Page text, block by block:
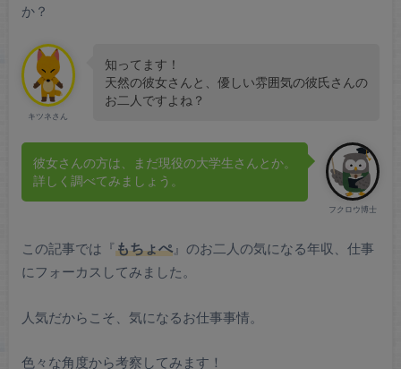
か？
キツネさん
知ってます！
天然の彼女さんと、優しい雰囲気の彼氏さんの
お二人ですよね？
フクロウ博士
彼女さんの方は、まだ現役の大学生さんとか。
詳しく調べてみましょう。
この記事では『もちょぺ』のお二人の気になる年収、仕事
にフォーカスしてみました。
人気だからこそ、気になるお仕事事情。
色々な角度から考察してみます！